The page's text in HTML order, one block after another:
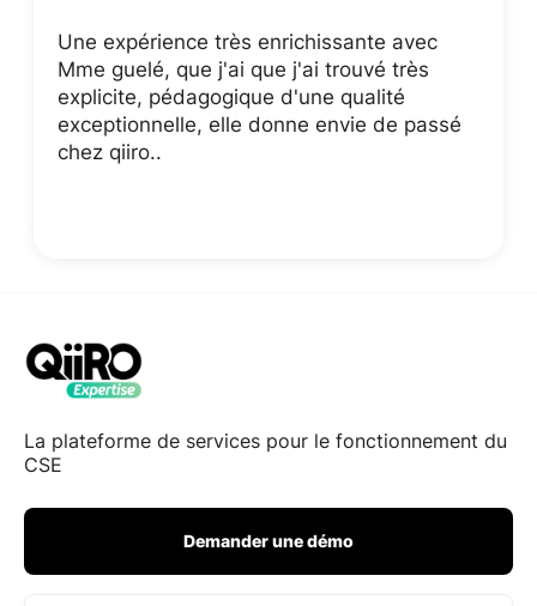
Une expérience très enrichissante avec
Mme guelé, que j'ai que j'ai trouvé très
explicite, pédagogique d'une qualité
exceptionnelle, elle donne envie de passé
chez qiiro..
La plateforme de services pour le fonctionnement du
CSE
Demander une démo